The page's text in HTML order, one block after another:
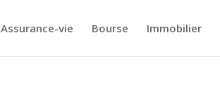
Assurance-vie Bourse Immobilier